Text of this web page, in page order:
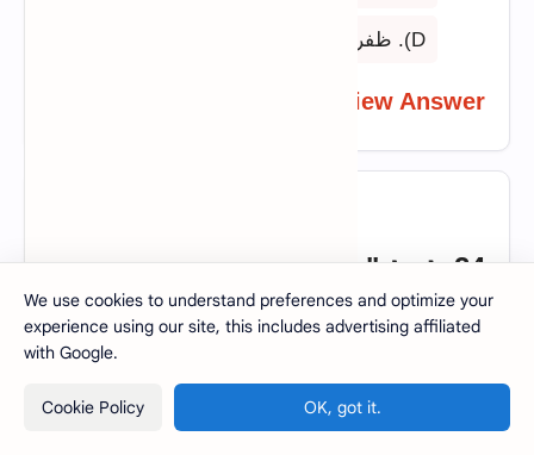
D). ظفر علی خان
View Answer
24. لفظ "نثر" کا لغوی مطلب کیا
ہے؟
A). بکھرا ہوا
B). آسمان
We use cookies to understand preferences and optimize your
experience using our site, this includes advertising affiliated
with Google.
Cookie Policy OK, got it.